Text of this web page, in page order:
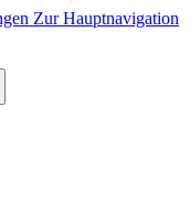
Zur Hauptnavigation